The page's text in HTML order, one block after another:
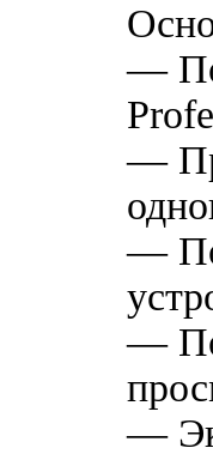
—
—
—
—
—